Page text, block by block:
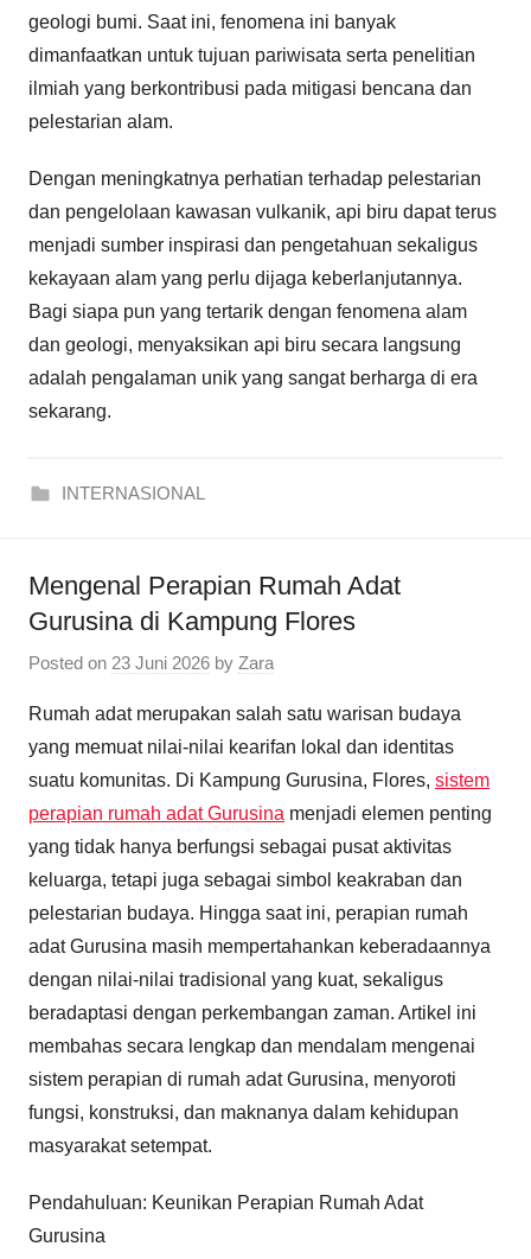
geologi bumi. Saat ini, fenomena ini banyak
dimanfaatkan untuk tujuan pariwisata serta penelitian
ilmiah yang berkontribusi pada mitigasi bencana dan
pelestarian alam.
Dengan meningkatnya perhatian terhadap pelestarian
dan pengelolaan kawasan vulkanik, api biru dapat terus
menjadi sumber inspirasi dan pengetahuan sekaligus
kekayaan alam yang perlu dijaga keberlanjutannya.
Bagi siapa pun yang tertarik dengan fenomena alam
dan geologi, menyaksikan api biru secara langsung
adalah pengalaman unik yang sangat berharga di era
sekarang.
INTERNASIONAL
Mengenal Perapian Rumah Adat
Gurusina di Kampung Flores
Posted on 23 Juni 2026 by Zara
Rumah adat merupakan salah satu warisan budaya
yang memuat nilai-nilai kearifan lokal dan identitas
suatu komunitas. Di Kampung Gurusina, Flores, sistem
perapian rumah adat Gurusina menjadi elemen penting
yang tidak hanya berfungsi sebagai pusat aktivitas
keluarga, tetapi juga sebagai simbol keakraban dan
pelestarian budaya. Hingga saat ini, perapian rumah
adat Gurusina masih mempertahankan keberadaannya
dengan nilai-nilai tradisional yang kuat, sekaligus
beradaptasi dengan perkembangan zaman. Artikel ini
membahas secara lengkap dan mendalam mengenai
sistem perapian di rumah adat Gurusina, menyoroti
fungsi, konstruksi, dan maknanya dalam kehidupan
masyarakat setempat.
Pendahuluan: Keunikan Perapian Rumah Adat
Gurusina